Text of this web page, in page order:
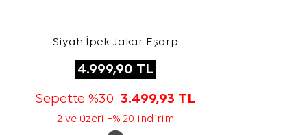
Siyah İpek Jakar Eşarp
4.999,90 TL
Sepette %30 3.499,93 TL
2 ve üzeri +% 20 indirim